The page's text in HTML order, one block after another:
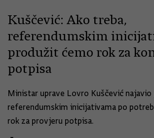
Kuščević: Ako treba,
referendumskim
produžit ćemo rok za
potpisa
Ministar uprave Lovro Kuščević najavio
referendumskim inicijativama po
rok za provjeru potpisa.